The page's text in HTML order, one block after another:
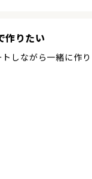
作りたい
トしながら一緒に作